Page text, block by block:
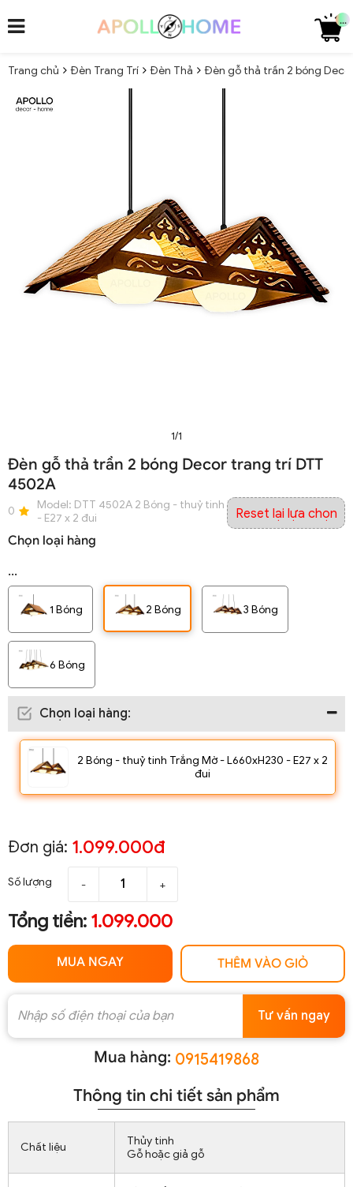
...
Trang chủ Đèn Trang Trí Đèn Thả Đèn gỗ thả trần 2 bóng
1/1
Đèn gỗ thả trần 2 bóng Decor trang trí DTT
4502A
0 Model: DTT 4502A 2 Bóng - thuỷ tinh Trắng Mờ - L660xH230
- E27 x 2 đui
Chọn loại hàng
...
1 Bóng 2 Bóng 3 Bóng
6 Bóng
Chọn loại hàng:
2 Bóng - thuỷ tinh Trắng Mờ - L660xH230 - E27 x 2
đui
Reset lại lựa chọn
Đơn giá: 1.099.000đ
Số lượng - +
Tổng tiền: 1.099.000
MUA NGAY THÊM VÀO GIỎ
Tư vấn ngay
Mua hàng: 0915419868
Thông tin chi tiết sản phẩm
Chất liệu
Thủy tinh
Gỗ hoặc giả gỗ